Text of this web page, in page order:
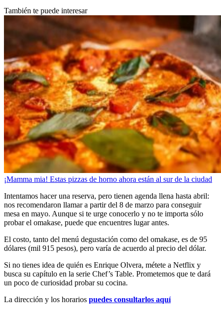
También te puede interesar
¡Mamma mia! Estas pizzas de horno ahora están al sur de la ciudad
Intentamos hacer una reserva, pero tienen agenda llena hasta abril:
nos recomendaron llamar a partir del 8 de marzo para conseguir
mesa en mayo. Aunque si te urge conocerlo y no te importa sólo
probar el omakase, puede que encuentres lugar antes.
El costo, tanto del menú degustación como del omakase, es de 95
dólares (mil 915 pesos), pero varía de acuerdo al precio del dólar.
Si no tienes idea de quién es Enrique Olvera, métete a Netflix y
busca su capítulo en la serie Chef’s Table. Prometemos que te dará
un poco de curiosidad probar su cocina.
La dirección y los horarios puedes consultarlos aquí